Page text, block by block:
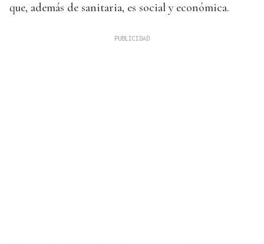
que, además de sanitaria, es social y económica.